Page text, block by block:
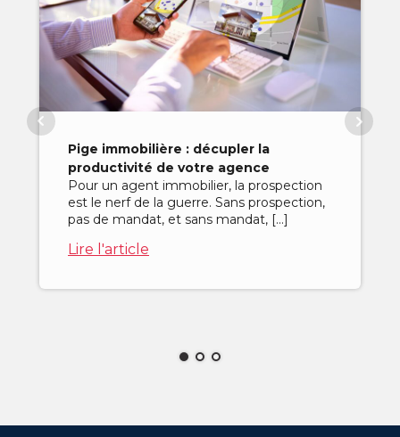
Pige immobilière : décupler la
productivité de votre agence
Pour un agent immobilier, la prospection
est le nerf de la guerre. Sans prospection,
pas de mandat, et sans mandat, […]
Lire l'article